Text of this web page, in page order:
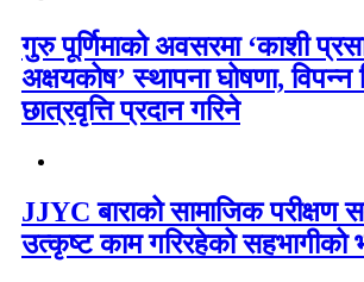
गुरु पूर्णिमाको अवसरमा ‘काशी
अक्षयकोष’ स्थापना घोषणा, विपन्न
छात्रवृत्ति प्रदान गरिने
JJYC बाराको सामाजिक परीक्षण
उत्कृष्ट काम गरिरहेको सहभागीको